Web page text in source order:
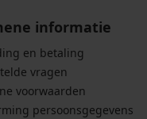
informatie
en betaling
vragen
voorwaarden
persoonsgegevens